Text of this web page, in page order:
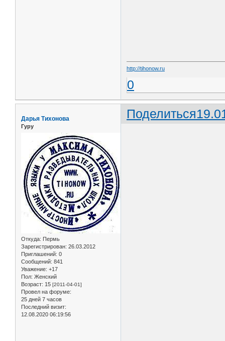
http://tihonow.ru
0
Поделиться
Дарья Тихонова
Гуру
Откуда: Пермь
Зарегистрирован: 26.03.2012
Приглашений: 0
Сообщений: 841
Уважение: +17
Пол: Женский
Возраст: 15 [2011-04-01]
Провел на форуме:
25 дней 7 часов
Последний визит:
12.08.2020 06:19:56